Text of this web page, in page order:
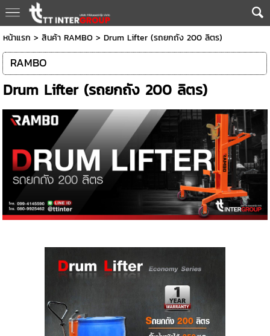
หน้าแรก > สินค้า RAMBO> Drum Lifter (รถยกถัง 200 ลิตร)
RAMBO
Drum Lifter (รถยกถัง 200 ลิตร)